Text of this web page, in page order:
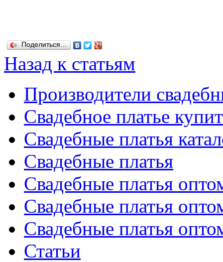
Поделиться…
Назад к статьям
Производители
Свадебное платье
Свадебные платья
Свадебные платья
Свадебные платья
Свадебные платья
Свадебные платья
Статьи